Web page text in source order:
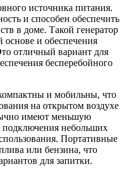
источника питания.
и способен обеспечить
в доме. Такой генератор
основе и обеспечения
отличный вариант для
бесперебойного
и мобильны, что
на открытом воздухе
имеют меньшую
подключения небольших
Портативные
или бензина, что
для запитки.